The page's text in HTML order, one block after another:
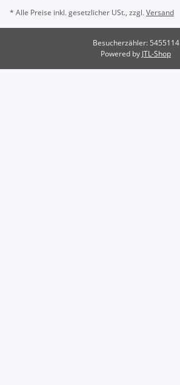
* Alle Preise inkl. gesetzlicher USt., zzgl.Versand
Besucherzähler: 5455114
Powered by JTL-Shop